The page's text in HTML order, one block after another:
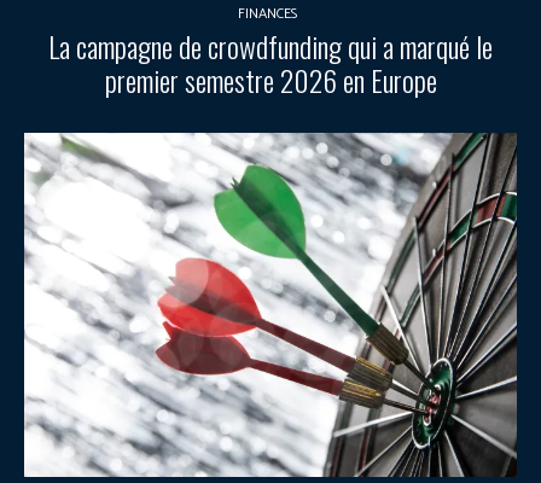
FINANCES
La campagne de crowdfunding qui a marqué le
premier semestre 2026 en Europe